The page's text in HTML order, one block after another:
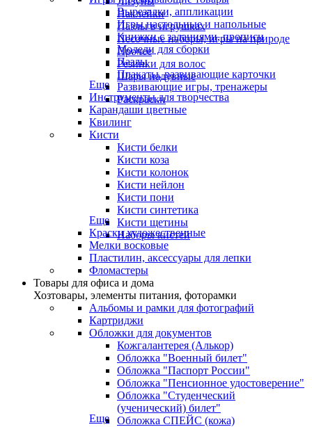
Наклейки
Пазлы в игрушках
Песочные наборы, игры на природе
Прочее
Резинки для волос
Шары надувные
Вырезалки, аппликации
Игры настольные и напольные
Книжки с заданиями, прописи
Модели для сборки
Пазлы
Плакаты, развивающие карточки
Развивающие игры, тренажеры
Раскраски
Еще
Инструменты для творчества
Карандаши цветные
Квилинг
Кисти
Кисти белки
Кисти коза
Кисти колонок
Кисти нейлон
Кисти пони
Кисти синтетика
Кисти щетины
Наборы кистей
Еще
Краски художественные
Мелки восковые
Пластилин, аксессуары для лепки
Фломастеры
Товары для офиса и дома
Хозтовары, элементы питания, фоторамки
Альбомы и рамки для фотографий
Картриджи
Обложки для документов
Кожгалантерея (Алькор)
Обложка "Военный билет"
Обложка "Паспорт России"
Обложка "Пенсионное удостоверение"
Обложка "Студенческий
(ученический) билет"
Обложка СПЕЙС (кожа)
Еще